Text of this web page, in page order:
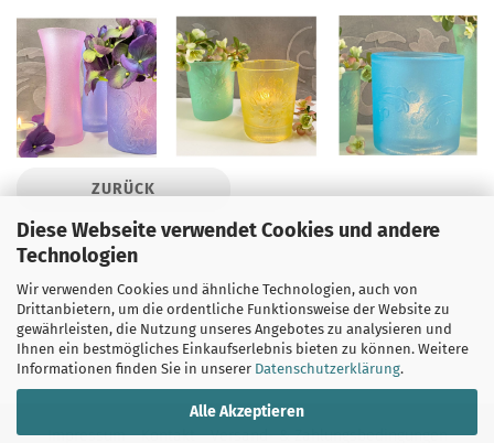
Diese Webseite verwendet Cookies und andere
Technologien
Wir verwenden Cookies und ähnliche Technologien, auch von
Drittanbietern, um die ordentliche Funktionsweise der Website zu
gewährleisten, die Nutzung unseres Angebotes zu analysieren und
Ihnen ein bestmögliches Einkaufserlebnis bieten zu können. Weitere
Informationen finden Sie in unserer Datenschutzerklärung.
Alle Akzeptieren
ZURÜCK
Impressum Kontakt Versand- & Zahlungsbedingungen